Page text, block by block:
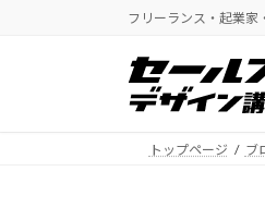
フリーランス・起業家
トップページ ブ